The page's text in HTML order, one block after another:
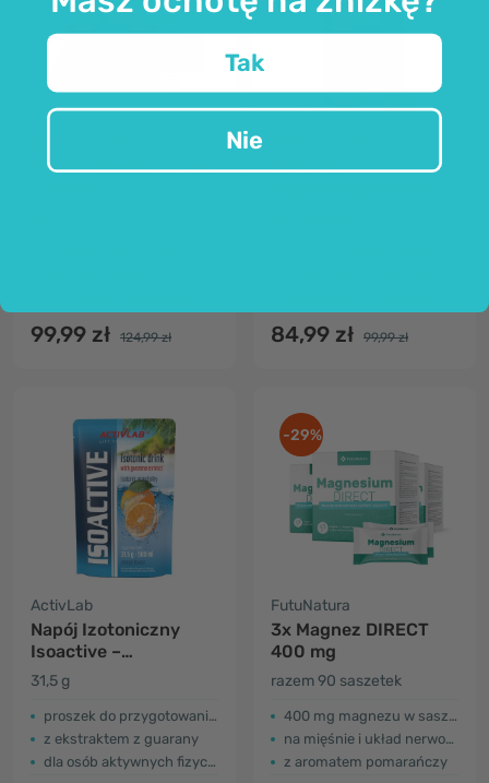
Shilajit Mumie 600 mg
99,99 zł 124,99 zł
BPC-157 –
84,99 zł 99,99 zł
ActivLab
Napój Izotoniczny
Isoactive –
pomarańcza
31,5 g
proszek do przygotowania napoju
z ekstraktem z guarany
dla osób aktywnych fizycznie
-29%
FutuNatura
3x Magnez DIRECT
400 mg
razem 90 saszetek
400 mg magnezu w saszetce
na mięśnie i układ nerwowy
z aromatem pomarańczy
Tak
Nie